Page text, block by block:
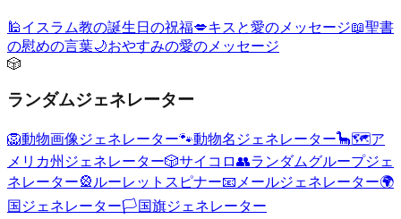
🕌イスラム教の誕生日の祝福💋キスと愛のメッセージ📖聖書
の慰めの言葉🌙おやすみの愛のメッセージ
🎲
ランダムジェネレーター
🦁動物画像ジェネレーター🐾動物名ジェネレーター🦕🗺️ア
メリカ州ジェネレーター🎲サイコロ👥ランダムグループジェ
ネレーター🎡 ルーレットスピナー📧 メールジェネレーター🌍
国ジェネレーター🏳️国旗ジェネレーター